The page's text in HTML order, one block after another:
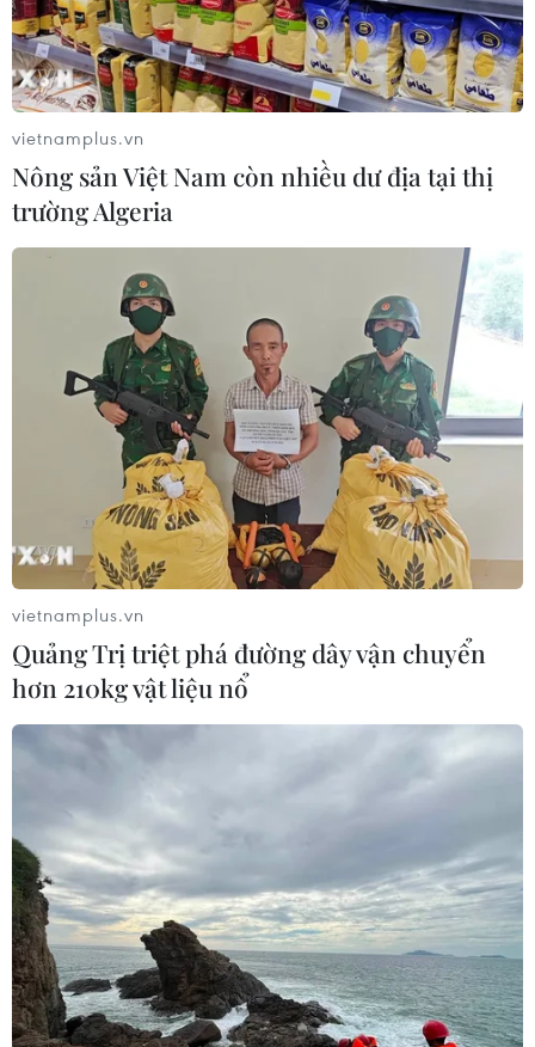
TIN CÙNG CHUYÊN MỤC
Thượng viện Mỹ thông qua luật ngân
sách tránh nguy cơ chính phủ đóng
cửa
08/08/2026 13:31
vietnamplus.vn
Nông sản Việt Nam còn nhiều dư địa tại thị
trường Algeria
vietnamplus.vn
Quảng Trị triệt phá đường dây vận chuyển
hơn 210kg vật liệu nổ